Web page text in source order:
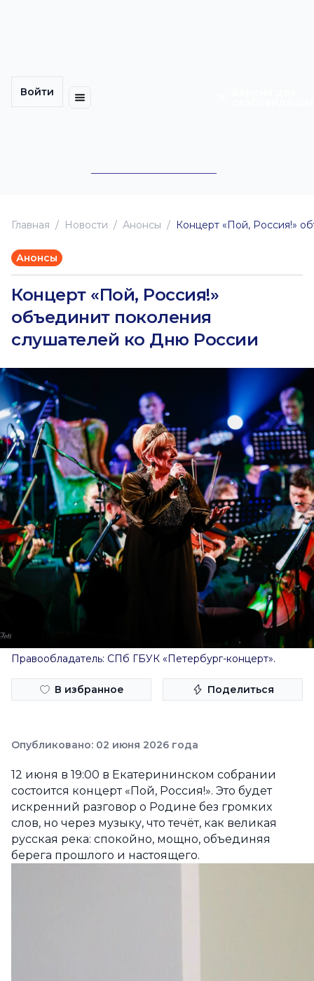
Войти
Главная Новоcти Анонсы Концерт «Пой, Россия!»
Анонсы
Концерт «Пой, Россия!»
объединит поколения
слушателей ко Дню России
Правообладатель: СПб ГБУК «Петербург-концерт».
В избранное Поделиться
Опубликовано: 02 июня 2026 года
12 июня в 19:00 в Екатерининском собрании
состоится концерт «Пой, Россия!». Это будет
искренний разговор о Родине без громких
слов, но через музыку, что течёт, как великая
русская река: спокойно, мощно, объединяя
берега прошлого и настоящего.